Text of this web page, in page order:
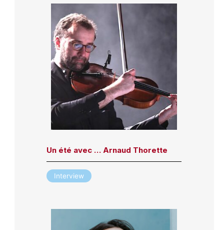
Un été avec … Arnaud Thorette
Interview